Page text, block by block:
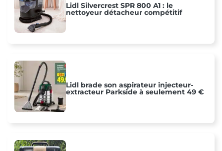
Lidl Silvercrest SPR 800 A1 : le
nettoyeur détacheur compétitif
Lidl brade son aspirateur injecteur-
extracteur Parkside à seulement 49 €